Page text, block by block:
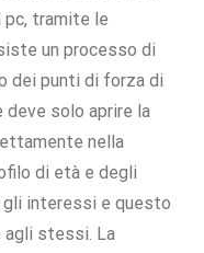
pc, tramite le
un processo di
dei punti di forza di
solo aprire la
nella
di età e degli
interessi e questo
agli stessi. La